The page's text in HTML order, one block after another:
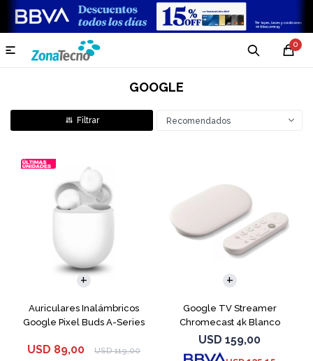
0

GOOGLE
Recomendados
Auriculares Inalámbricos
Google Pixel Buds A-Series
USD 89,00 USD 119,00
Google TV Streamer
Chromecast 4k Blanco
USD 159,00